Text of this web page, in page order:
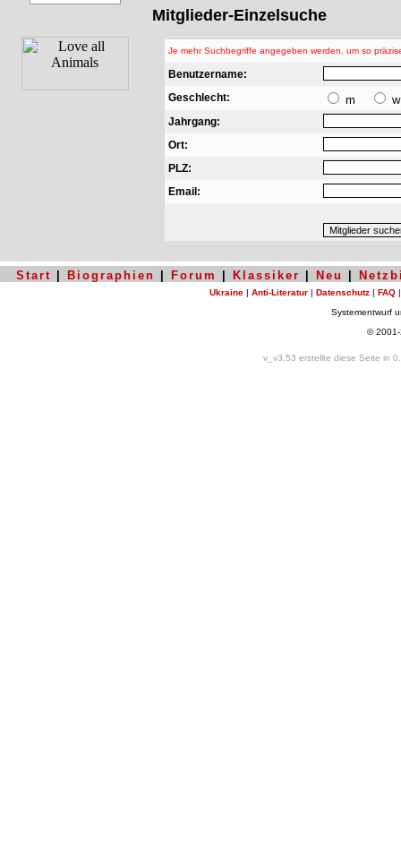
Mitglieder-Einzelsuche
Je mehr Suchbegriffe angegeben werden, um so
Benutzername:
Geschlecht:
m w
Jahrgang:
Ort:
PLZ:
Email:
Start Biographien Forum Klassiker Neu
Ukraine | Anti-Literatur | Datenschutz | FAQ
Systementwurf
©
v_v3.53 erstellte diese Seite in